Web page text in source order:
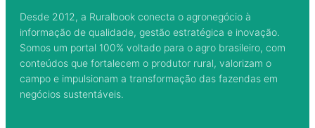
Desde 2012, a Ruralbook conecta o agronegócio à
informação de qualidade, gestão estratégica e inovação.
Somos um portal 100% voltado para o agro brasileiro, com
conteúdos que fortalecem o produtor rural, valorizam o
campo e impulsionam a transformação das fazendas em
negócios sustentáveis.